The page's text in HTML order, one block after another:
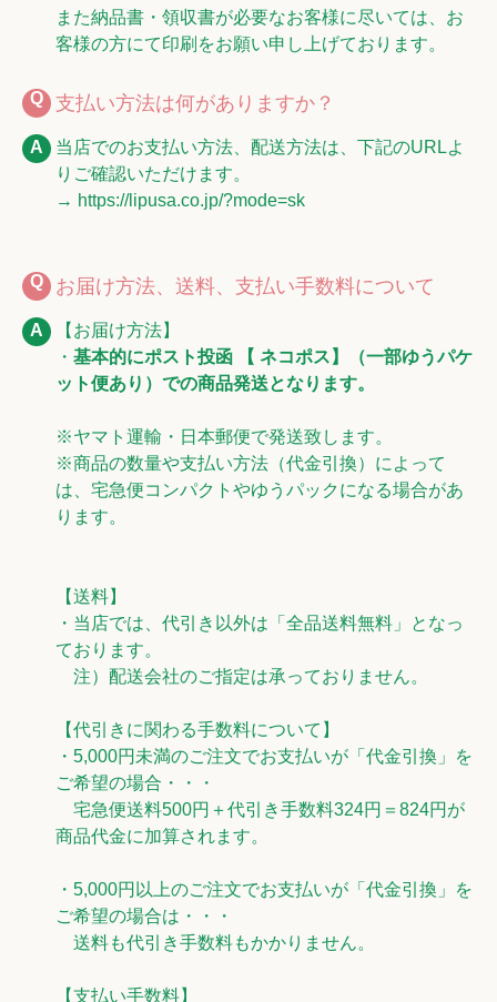
また納品書・領収書が必要なお客様に尽いては、お
客様の方にて印刷をお願い申し上げております。
支払い方法は何がありますか？
当店でのお支払い方法、配送方法は、下記のURLよ
りご確認いただけます。
→ https://lipusa.co.jp/?mode=sk
お届け方法、送料、支払い手数料について
【お届け方法】
・ 基本的にポスト投函 【 ネコポス】（一部ゆうパケ
ット便あり）での商品発送となります。
※ヤマト運輸・日本郵便で発送致します。
※商品の数量や支払い方法（代金引換）によって
は、宅急便コンパクトやゆうパックになる場合があ
ります。
【送料】
・当店では、代引き以外は「全品送料無料」となっ
ております。
注）配送会社のご指定は承っておりません。
【代引きに関わる手数料について】
・5,000円未満のご注文でお支払いが「代金引換」を
ご希望の場合・・・
宅急便送料500円＋代引き手数料324円＝824円が
商品代金に加算されます。
・5,000円以上のご注文でお支払いが「代金引換」を
ご希望の場合は・・・
送料も代引き手数料もかかりません。
【支払い手数料】